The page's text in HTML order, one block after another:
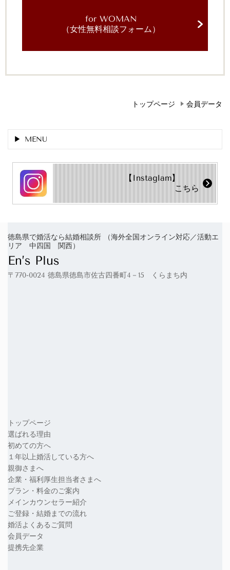
for WOMAN
（女性無料相談フォーム）
トップページ 会員データ
MENU
【Instaglam】
こちら
徳島県で婚活なら結婚相談所 （海外全国オンライン対応／活動エ
リア 中四国 関西）
En’s Plus
〒770-0024 徳島県徳島市佐古四番町4－15 くらまち内
トップページ
選ばれる理由
初めての方へ
１年以上婚活している方へ
親御さまへ
企業・福利厚生担当者さまへ
プラン・料金のご案内
メインカウンセラー紹介
ご登録・結婚までの流れ
婚活よくあるご質問
会員データ
提携先企業